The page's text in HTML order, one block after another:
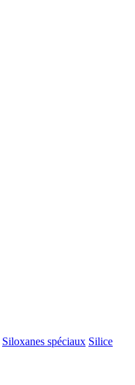
Siloxanes spéciaux Silice